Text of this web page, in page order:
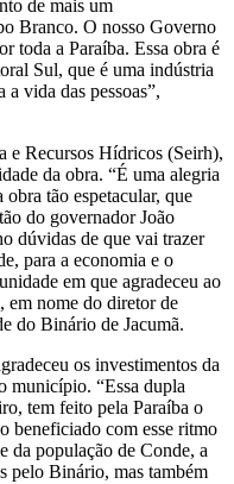
de mais um
Branco. O nosso Governo
toda a Paraíba. Essa obra é
Sul, que é uma indústria
a vida das pessoas”,
e Recursos Hídricos (Seirh),
da obra. “É uma alegria
tão espetacular, que
do governador João
dúvidas de que vai trazer
para a economia e o
em que agradeceu ao
em nome do diretor de
do Binário de Jacumã.
os investimentos da
município. “Essa dupla
tem feito pela Paraíba o
beneficiado com esse ritmo
da população de Conde, a
pelo Binário, mas também